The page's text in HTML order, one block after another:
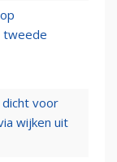
tweede
dicht voor
wijken uit